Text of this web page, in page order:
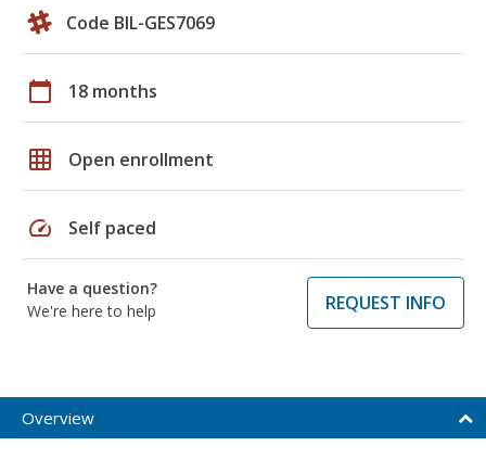
Code BIL-GES7069
calendar_today 18 months
grid_on Open enrollment
speed Self paced
Have a question?
We're here to help
REQUEST INFO
Overview